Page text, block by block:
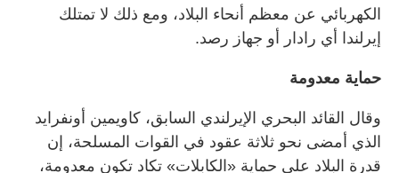
الكهربائي عن معظم أنحاء البلاد، ومع ذلك لا تمتلك
إيرلندا أي رادار أو جهاز رصد.
حماية معدومة
وقال القائد البحري الإيرلندي السابق، كاويمين أونفرايد
الذي أمضى نحو ثلاثة عقود في القوات المسلحة، إن
قدرة البلاد على حماية «الكابلات» تكاد تكون معدومة،